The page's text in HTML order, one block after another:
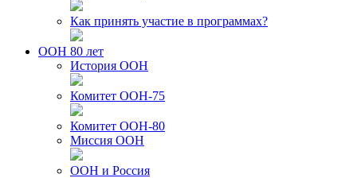
Как принять участие в программах?
ООН 80 лет
История ООН
Комитет ООН-75
Комитет ООН-80
Миссия ООН
ООН и Россия